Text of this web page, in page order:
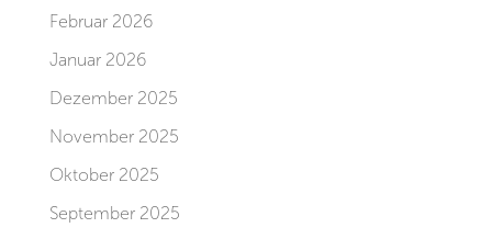
Februar 2026
Januar 2026
Dezember 2025
November 2025
Oktober 2025
September 2025